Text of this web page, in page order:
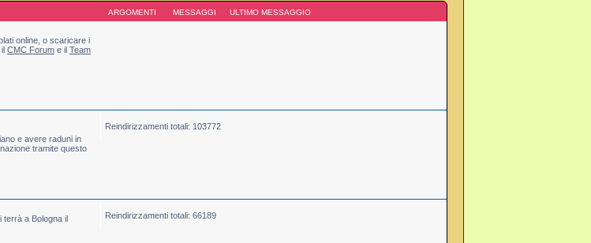
ARGOMENTI MESSAGGI ULTIMO MESSAGGIO
online, o scaricare i
CMC Forum e il Team
e avere raduni in
tramite questo
Reindirizzamenti totali: 103772
terrà a Bologna il
Reindirizzamenti totali: 66189